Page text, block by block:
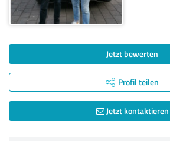
Jetzt bewerten
Profil teilen
Jetzt kontaktieren